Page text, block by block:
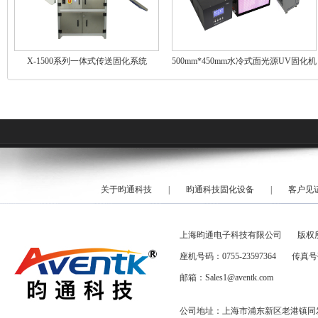
X-1500系列一体式传送固化系统 500mm*450mm水冷式面光源UV固化机
关于昀通科技 昀通科技固化设备 客户见
上海昀通电子科技有限公司 版权
座机号码：0755-23597364 传真号
邮箱：Sales1@aventk.com
公司地址：上海市浦东新区老港镇同